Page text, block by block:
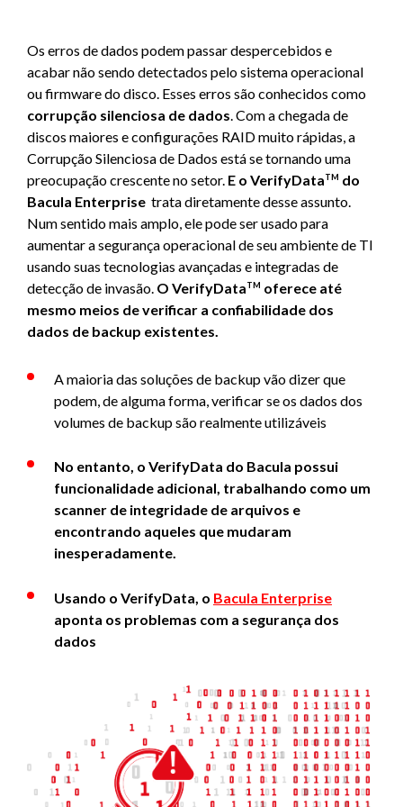
Os erros de dados podem passar despercebidos e
acabar não sendo detectados pelo sistema operacional
ou firmware do disco. Esses erros são conhecidos como
corrupção silenciosa de dados. Com a chegada de
discos maiores e configurações RAID muito rápidas, a
Corrupção Silenciosa de Dados está se tornando uma
preocupação crescente no setor. E o VerifyDataTM do
Bacula Enterprise trata diretamente desse assunto.
Num sentido mais amplo, ele pode ser usado para
aumentar a segurança operacional de seu ambiente de TI
usando suas tecnologias avançadas e integradas de
detecção de invasão. O VerifyDataTM oferece até
mesmo meios de verificar a confiabilidade dos
dados de backup existentes.
A maioria das soluções de backup vão dizer que
podem, de alguma forma, verificar se os dados dos
volumes de backup são realmente utilizáveis
No entanto, o VerifyData do Bacula possui
funcionalidade adicional, trabalhando como um
scanner de integridade de arquivos e
encontrando aqueles que mudaram
inesperadamente.
Usando o VerifyData, o Bacula Enterprise
aponta os problemas com a segurança dos
dados